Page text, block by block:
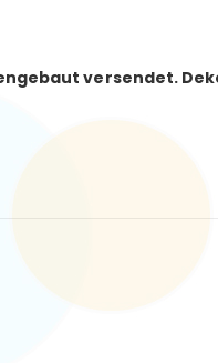
versendet.